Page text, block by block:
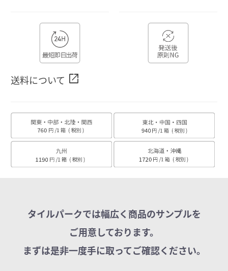
送料について open_in_new
タイルパークでは幅広く商品のサンプルを
ご用意しております。
まずは是非一度手に取ってご確認ください。